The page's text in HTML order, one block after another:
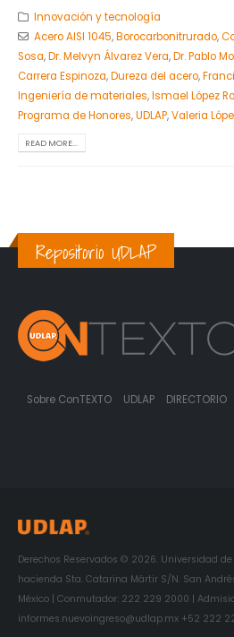
Innovación y tecnología
Acero AISI 1045,Borocarbonitrurado,
Sosa,Dr. Melvyn Álvarez Vera,Dr. Pablo
Carrera Espinoza,Dureza del acero,
Ingeniería de materiales,Ismael López
Programa de Honores,UDLAP,Valeria
READ MORE...
Repositorio UDLAP
Sobre ConTEXTO UDLAP DIRECTORIO
Derechos Reservados © 2026. Universidad
hacienda Sta. Catarina Mártir S/N. San
México | Conmutador: 222 229 2000 |
informes.nuevoingreso@udlap.mx +52 222